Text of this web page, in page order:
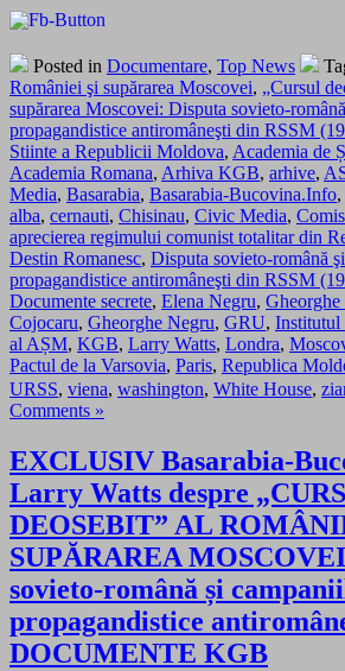
Posted in Documentare, Top News
României şi supărarea Moscovei, „Cursul
supărarea Moscovei: Disputa sovieto-
propagandistice antiromâneşti din RSSM
Stiinte a Republicii Moldova, Academia de
Academia Romana, Arhiva KGB, arhive,
Media, Basarabia, Basarabia-Bucovina.Info,
alba, cernauti, Chisinau, Civic Media,
aprecierea regimului comunist totalitar din
Destin Romanesc, Disputa sovieto-română
propagandistice antiromâneşti din RSSM
Documente secrete, Elena Negru, Gheorghe
Cojocaru, Gheorghe Negru, GRU, Institutul
al AȘM, KGB, Larry Watts, Londra,
Pactul de la Varsovia, Paris, Republica
URSS, viena, washington, White House,
Comments »
EXCLUSIV Basarabia-
Larry Watts despre
DEOSEBIT” AL
SUPĂRAREA
sovieto-română și
propagandistice
DOCUMENTE KGB